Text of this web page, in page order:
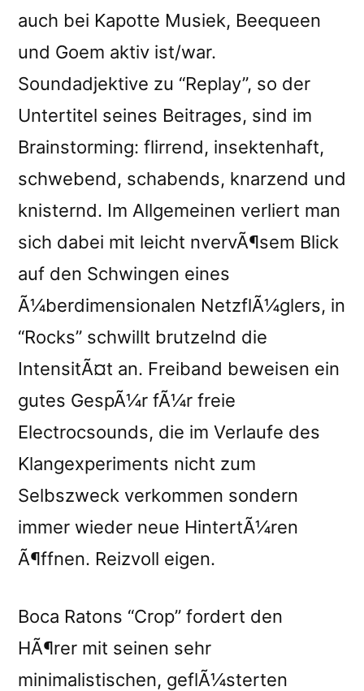
auch bei Kapotte Musiek, Beequeen
und Goem aktiv ist/war.
Soundadjektive zu “Replay”, so der
Untertitel seines Beitrages, sind im
Brainstorming: flirrend, insektenhaft,
schwebend, schabends, knarzend und
knisternd. Im Allgemeinen verliert man
sich dabei mit leicht nvervÃ¶sem Blick
auf den Schwingen eines
Ã¼berdimensionalen NetzflÃ¼glers, in
“Rocks” schwillt brutzelnd die
IntensitÃ¤t an. Freiband beweisen ein
gutes GespÃ¼r fÃ¼r freie
Electrocsounds, die im Verlaufe des
Klangexperiments nicht zum
Selbszweck verkommen sondern
immer wieder neue HintertÃ¼ren
Ã¶ffnen. Reizvoll eigen.
Boca Ratons “Crop” fordert den
HÃ¶rer mit seinen sehr
minimalistischen, geflÃ¼sterten